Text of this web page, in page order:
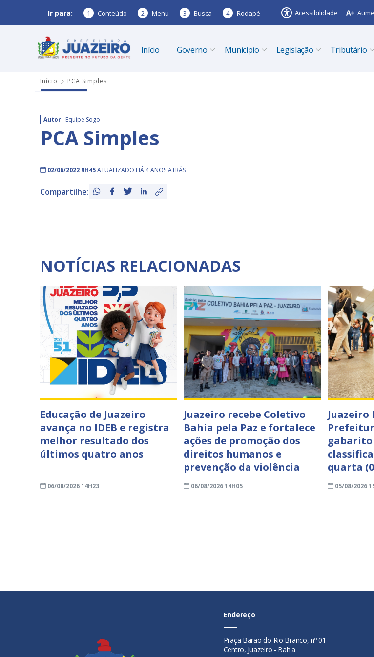
Ir para: 1 Conteúdo 2 Menu 3 Busca 4 Rodapé Acessibilidade
Início Governo Município Legislação Tributário
Início PCA Simples
Autor: Equipe Sogo
PCA Simples
02/06/2022 9H45ATUALIZADO HÁ 4 ANOS ATRÁS
Compartilhe:
NOTÍCIAS RELACIONADAS
Educação de Juazeiro
avança no IDEB e registra
melhor resultado dos
últimos quatro anos
06/08/2026 14H23
Juazeiro recebe Coletivo
Bahia pela Paz e fortalece
ações de promoção dos
direitos humanos e
prevenção da violência
06/08/2026 14H05
Juazeiro
gabarito
quarta
05/08/2026
Endereço
Praça Barão do Rio Branco, nº 01 -
Centro, Juazeiro - Bahia